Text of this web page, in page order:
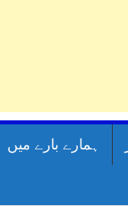
ہمارے بارے میں